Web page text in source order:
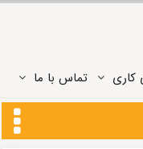
تماس ‌با ما